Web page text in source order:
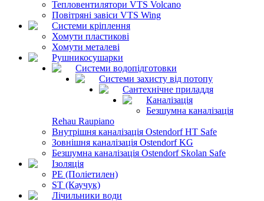
Тепловентилятори VTS Volcano
Повітряні завіси VTS Wing
Системи кріплення
Хомути пластикові
Хомути металеві
Рушникосушарки
Системи водопідготовки
Системи захисту від потопу
Сантехнічне приладдя
Каналізація
Безшумна каналізація
Rehau Raupiano
Внутрішня каналізація Ostendorf HT Safe
Зовнішня каналізація Ostendorf KG
Безшумна каналізація Ostendorf Skolan Safe
Ізоляція
PE (Поліетилен)
ST (Каучук)
Лічильники води